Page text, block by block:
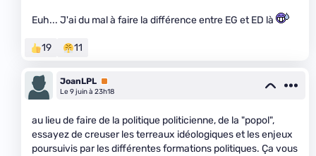
Euh... J'ai du mal à faire la différence entre EG et ED là
19 11
JoanLPL Premium
Le 9 juin à 23h18
au lieu de faire de la politique politicienne, de la "popol",
essayez de creuser les terreaux idéologiques et les enjeux
poursuivis par les différentes formations politiques. Ça vous